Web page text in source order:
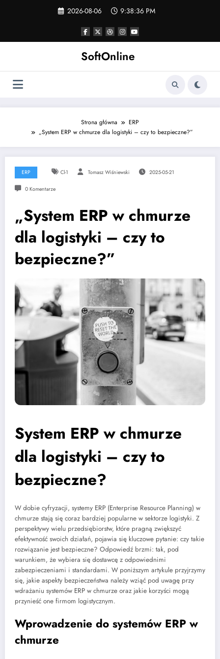
2026-08-06 9:38:36 PM
SoftOnline
Strona główna
ERP
„System ERP w chmurze dla logistyki – czy to bezpieczne?”
ERP Cl-1 Tomasz Wiśniewski 2025-05-21
0 Komentarze
„System ERP w chmurze
dla logistyki – czy to
bezpieczne?”
System ERP w chmurze
dla logistyki – czy to
bezpieczne?
W dobie cyfryzacji, systemy ERP (Enterprise Resource Planning) w
chmurze stają się coraz bardziej popularne w sektorze logistyki. Z
perspektywy wielu przedsiębiorstw, które pragną zwiększyć
efektywność swoich działań, pojawia się kluczowe pytanie: czy takie
rozwiązanie jest bezpieczne? Odpowiedź brzmi: tak, pod
warunkiem, że wybiera się dostawcę z odpowiednimi
zabezpieczeniami i standardami. W poniższym artykule przyjrzymy
się, jakie aspekty bezpieczeństwa należy wziąć pod uwagę przy
wdrażaniu systemów ERP w chmurze oraz jakie korzyści mogą
przynieść one firmom logistycznym.
Wprowadzenie do systemów ERP w
chmurze